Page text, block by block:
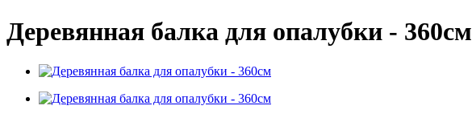
Деревянная балка для опалубки - 360см